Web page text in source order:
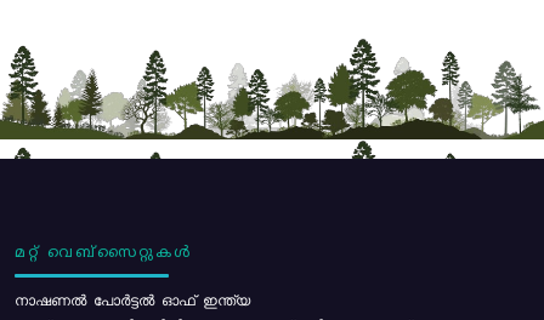
മറ്റ് വെബ്സൈറ്റുകൾ
നാഷണൽ പോർട്ടൽ ഓഫ് ഇന്ത്യ